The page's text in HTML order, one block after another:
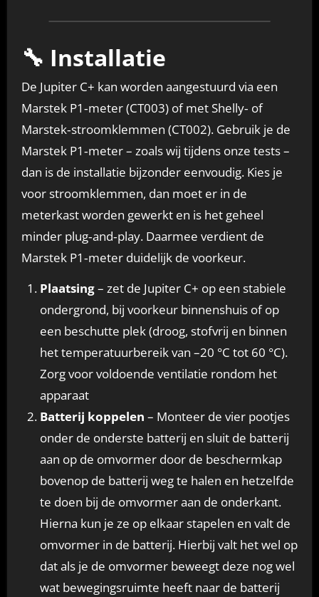
🔧 Installatie
De Jupiter C+ kan worden aangestuurd via een
Marstek P1‑meter (CT003) of met Shelly‑ of
Marstek‑stroomklemmen (CT002). Gebruik je de
Marstek P1‑meter – zoals wij tijdens onze tests –
dan is de installatie bijzonder eenvoudig. Kies je
voor stroomklemmen, dan moet er in de
meterkast worden gewerkt en is het geheel
minder plug‑and‑play. Daarmee verdient de
Marstek P1‑meter duidelijk de voorkeur.
Plaatsing– zet de Jupiter C+ op een stabiele
ondergrond, bij voorkeur binnenshuis of op
een beschutte plek (droog, stofvrij en binnen
het temperatuurbereik van –20 °C tot 60 °C).
Zorg voor voldoende ventilatie rondom het
apparaat
Batterij koppelen – Monteer de vier pootjes
onder de onderste batterij en sluit de batterij
aan op de omvormer door de beschermkap
bovenop de batterij weg te halen en hetzelfde
te doen bij de omvormer aan de onderkant.
Hierna kun je ze op elkaar stapelen en valt de
omvormer in de batterij. Hierbij valt het wel op
dat als je de omvormer beweegt deze nog wel
wat bewegingsruimte heeft naar de batterij